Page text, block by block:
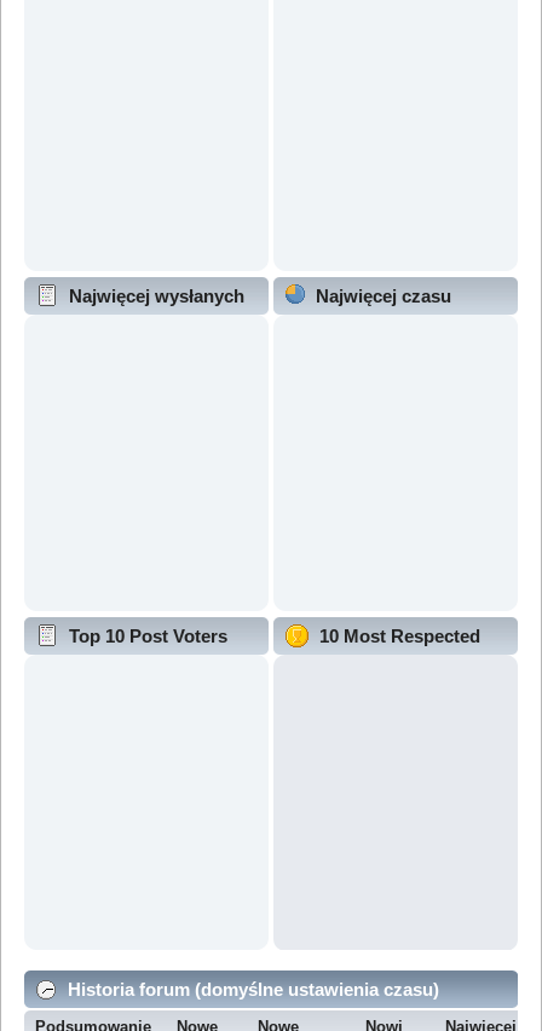
Najwięcej wysłanych
Najwięcej czasu
Top 10 Post Voters 10 Most Respected
Historia forum (domyślne ustawienia czasu)
Podsumowanie Nowe Nowe Nowi Najwięcej